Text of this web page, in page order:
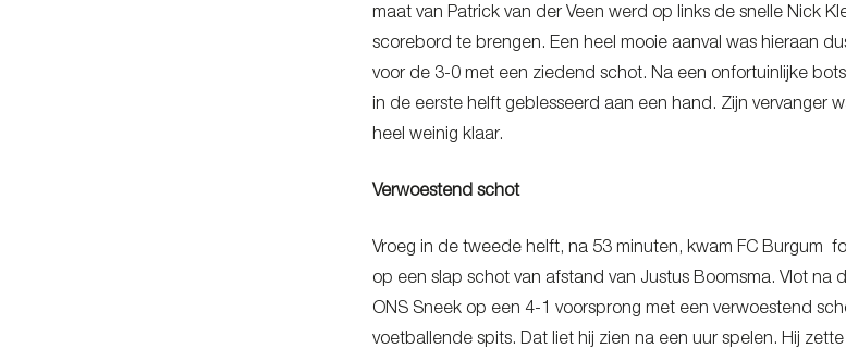
maat van Patrick van der Veen werd op links de snelle Nick
scorebord te brengen. Een heel mooie aanval was hieraan
voor de 3-0 met een ziedend schot. Na een onfortuinlijke
in de eerste helft geblesseerd aan een hand. Zijn vervanger
heel weinig klaar.
Verwoestend schot
Vroeg in de tweede helft, na 53 minuten, kwam FC Burgum
op een slap schot van afstand van Justus Boomsma. Vlot na
ONS Sneek op een 4-1 voorsprong met een verwoestend
voetballende spits. Dat liet hij zien na een uur spelen. Hij